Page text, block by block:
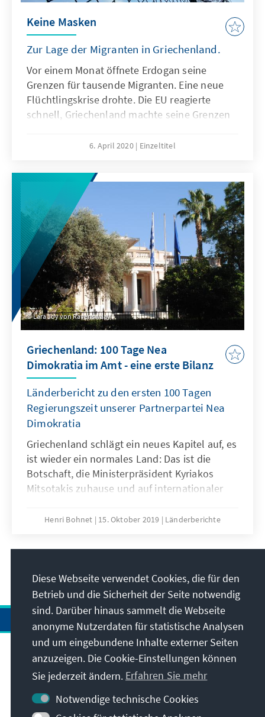
Keine Masken
Zur Lage der Migranten in Griechenland.
Vor einem Monat öffnete Erdogan seine
Grenzen für tausende Migranten. Eine neue
Flüchtlingskrise drohte. Die EU reagierte
schnell, Griechenland machte seine Grenzen
Athen, Henri Bohnet, über die Situation
6. April 2020 Einzeltitel
Lara Joy von Ravenswaay
Griechenland: 100 Tage Nea
Dimokratia im Amt - eine erste Bilanz
Länderbericht zu den ersten 100 Tagen
Regierungszeit unserer Partnerpartei Nea
Dimokratia
Griechenland schlägt ein neues Kapitel auf, es
ist wieder ein normales Land: Das ist die
Botschaft, die Ministerpräsident Kyriakos
Mitsotakis zuhause und auf internationaler
politisch verlässlicher und wirtschaftlich
zunehmender Unruhe im Nahen Osten, einer
lauter werdenden Forderungen für eine
globale Kraftanstrengung in Sachen Klima ist
das mehr als wünschenswert. Ist es auch
machbar?
Henri Bohnet 15. Oktober 2019 Länderberichte
Anschrift
Kontakt
Diese Webseite verwendet Cookies, die für den
Betrieb und die Sicherheit der Seite notwendig
sind. Darüber hinaus sammelt die Webseite
anonyme Nutzerdaten für statistische Analysen
und um eingebundene Inhalte externer Seiten
anzuzeigen. Die Cookie-Einstellungen können
Sie jederzeit ändern. Erfahren Sie mehr
Notwendige technische Cookies